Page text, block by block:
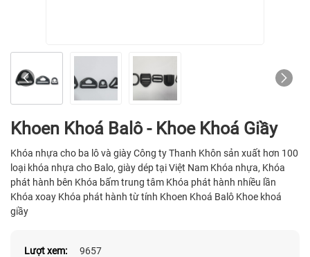
Khoen Khoá Balô - Khoe Khoá Giầy
Khóa nhựa cho ba lô và giày Công ty Thanh Khôn sản xuất hơn 100
loại khóa nhựa cho Balo, giày dép tại Việt Nam Khóa nhựa, Khóa
phát hành bên Khóa bấm trung tâm Khóa phát hành nhiều lần
Khóa xoay Khóa phát hành từ tính Khoen Khoá Balô Khoe khoá
giầy
Lượt xem: 9657